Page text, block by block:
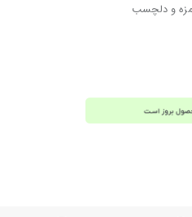
و دلچسب